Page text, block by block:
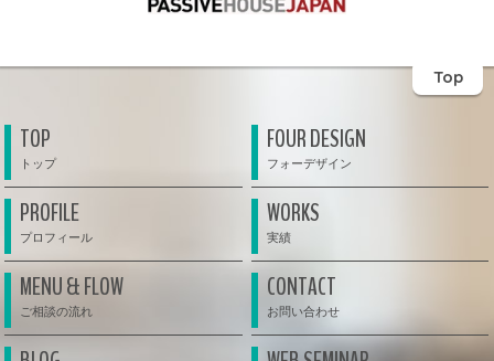
Top
TOP FOUR DESIGN
PROFILE WORKS
MENU & FLOW CONTACT